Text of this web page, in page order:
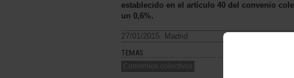
establecido en el artículo 40 del convenio
un 0,6%.
27/01/2015. Madrid
TEMAS
Convenios colectivos